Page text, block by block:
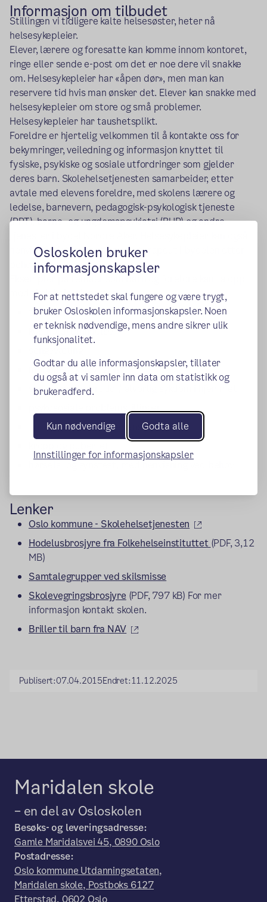
Osloskolen bruker
informasjonskapsler
For at nettstedet skal fungere og være trygt,
bruker Osloskolen informasjonskapsler. Noen
er teknisk nødvendige, mens andre sikrer ulik
funksjonalitet.
Godtar du alle informasjonskapsler, tillater
du også at vi samler inn data om statistikk og
brukeradferd.
Kun nødvendige Godta alle
Innstillinger for informasjonskapsler
Informasjon om tilbudet
Stillingen vi tidligere kalte helsesøster, heter nå
helsesykepleier.
Elever, lærere og foresatte kan komme innom kontoret,
ringe eller sende e-post om det er noe dere vil snakke
om. Helsesykepleier har «åpen dør», men man kan
reservere tid hvis man ønsker det. Elever kan snakke med
helsesykepleier om store og små problemer.
Helsesykepleier har taushetsplikt.
Foreldre er hjertelig velkommen til å kontakte oss for
bekymringer, veiledning og informasjon knyttet til
fysiske, psykiske og sosiale utfordringer som gjelder
deres barn. Skolehelsetjenesten samarbeider, etter
avtale med elevens foreldre, med skolens lærere og
ledelse, barnevern, pedagogisk-psykologisk tjeneste
(PPT), barne- og ungdomspsykiatri (BUP) og andre
henvise fysioterapeut og ergoterapeut i bydelen etter
behov.
Eksempler på temaer som barn og foreldre kan ta opp
med skolehelsetjenesten:
trivsel/helse
kosthold/tannhelse
mobbing/skolevegring
sorg / samlivsbrudd / alvorlig sykdom i hjemmet
psykososiale problemstillinger
fin- og grovmotoriske vansker
hørsels- og synstest, med henvisning ved behov
Lenker
Oslo kommune - Skolehelsetjenesten
(ekstern lenke)
Hodelusbrosjyre fra Folkehelseinstituttet (PDF, 3,12
MB)
Samtalegrupper ved skilsmisse
Skolevegringsbrosjyre (PDF, 797 kB) For mer
informasjon kontakt skolen.
Briller til barn fra NAV
(ekstern lenke)
Publisert:07.04.2015Endret:11.12.2025
Maridalen skole
– en del av Osloskolen
Besøks- og leveringsadresse:
Gamle Maridalsvei 45, 0890 Oslo
Postadresse:
Oslo kommune Utdanningsetaten,
Maridalen skole, Postboks 6127